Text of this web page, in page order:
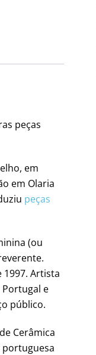
peças
em
em Olaria
peças
(ou
1997. Artista
e
público.
Cerâmica
portuguesa